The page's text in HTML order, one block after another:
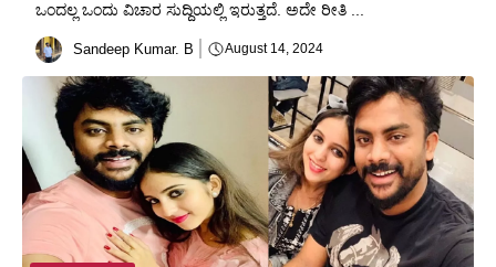
ಒಂದಲ್ಲ ಒಂದು ವಿಚಾರ ಸುದ್ದಿಯಲ್ಲಿ ಇರುತ್ತದೆ. ಅದೇ ರೀತಿ ...
Sandeep Kumar. B August 14, 2024